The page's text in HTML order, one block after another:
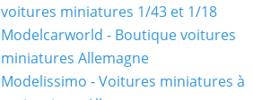
voitures miniatures 1/43 et 1/18
Modelcarworld - Boutique voitures
miniatures Allemagne
Modelissimo - Voitures miniatures à